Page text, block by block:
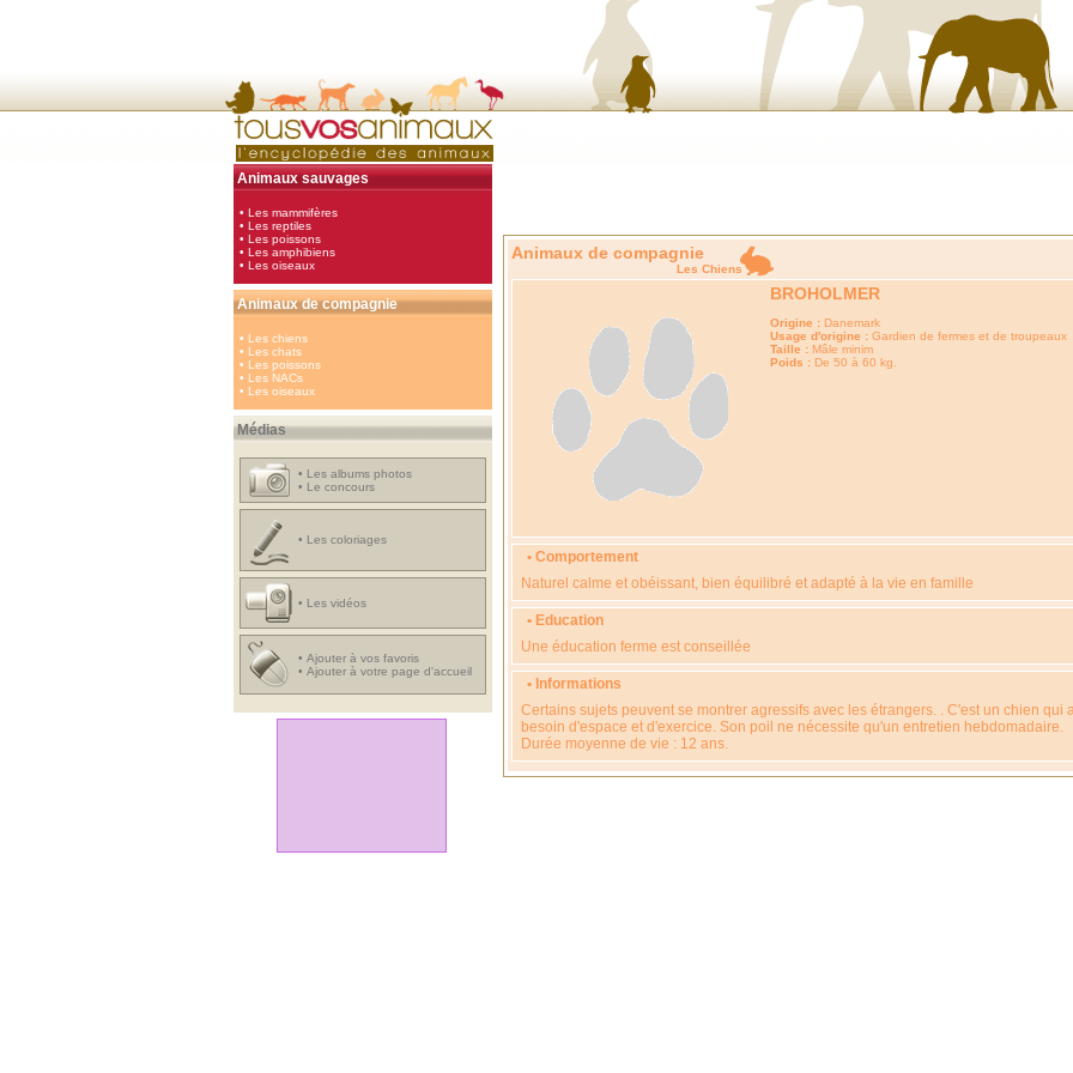
Animaux sauvages
• Les mammifères
• Les reptiles
• Les poissons
• Les amphibiens
• Les oiseaux
Animaux de compagnie
• Les chiens
• Les chats
• Les poissons
• Les NACs
• Les oiseaux
Médias
• Les albums photos
• Le concours
• Les coloriages
• Les vidéos
• Ajouter à vos favoris
• Ajouter à votre page d'accueil
Animaux de compagnie
Les Chiens
BROHOLMER
Origine : Danemark
Usage d'origine : Gardien de fermes et de troupeaux
Taille : Mâle minim
Poids : De 50 à 60 kg.
• Comportement
Naturel calme et obéissant, bien équilibré et adapté à la vie en famille
• Education
Une éducation ferme est conseillée
• Informations
Certains sujets peuvent se montrer agressifs avec les étrangers. . C'est un chien qui
besoin d'espace et d'exercice. Son poil ne nécessite qu'un entretien hebdomadaire.
Durée moyenne de vie : 12 ans.